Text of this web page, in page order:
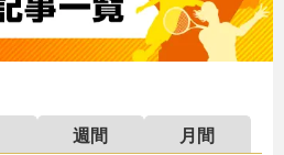
週間
月間